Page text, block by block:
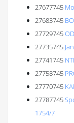
27677745
27683745
27729745
27735745
27741745
27758745
27770745
27787745
1754/7